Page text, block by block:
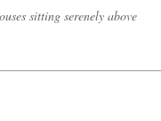
sitting serenely above